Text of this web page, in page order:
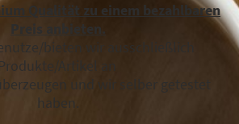
Qualität zu einem bezahlbaren
Preis anbieten.
bieten wir ausschließlich
Produkte/Artikel an
und wir selber getestet
haben.